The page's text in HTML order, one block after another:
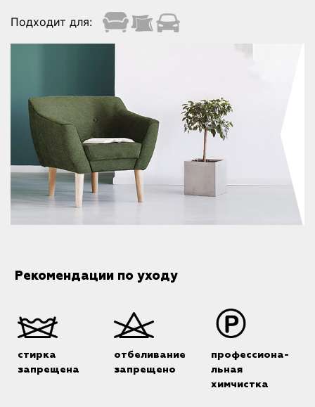
Подходит для:
Рекомендации по уходу
стирка
запрещена
отбеливание
запрещено
профессиона-
льная
химчистка